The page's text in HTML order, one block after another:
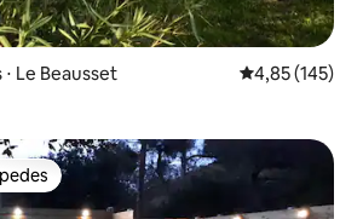
Le Beausset 4,85 de uma
4,85 (145)